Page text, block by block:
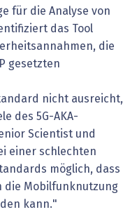
für die Analyse von
das Tool
die
gesetzten
nicht ausreicht,
des 5G-AKA-
Scientist und
einer schlechten
möglich, dass
die Mobilfunknutzung
kann."